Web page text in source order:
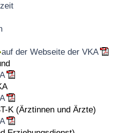
auf der Webseite der VKA
K (Ärztinnen und Ärzte)